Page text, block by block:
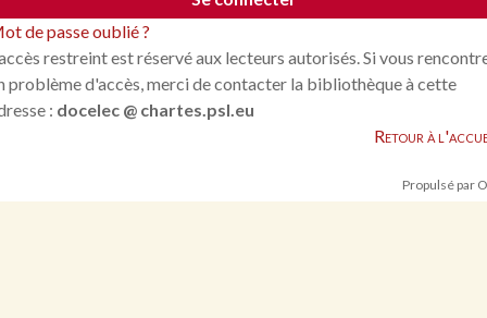
de passe oublié ?
restreint est réservé aux lecteurs autorisés. Si vous
problème d'accès, merci de contacter la bibliothèque à cette
: docelec @ chartes.psl.eu
Retour à
Propulsé par